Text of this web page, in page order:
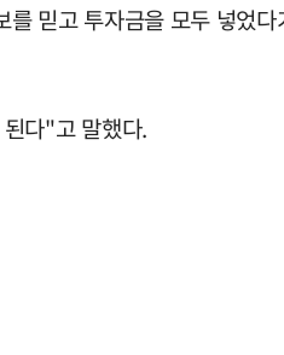
믿고 투자금을 모두 넣었
다"고 말했다.